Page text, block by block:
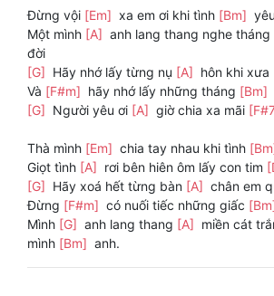
Đừng vội [Em] xa em ơi khi tình [Bm]
Một mình [A] anh lang thang nghe tháng
đời
[G] Hãy nhớ lấy từng nụ [A] hôn khi xưa
Và [F#m] hãy nhớ lấy những tháng [Bm]
[G] Người yêu ơi [A] giờ chia xa mãi
Thà mình [Em] chia tay nhau khi tình
Giọt tình [A] rơi bên hiên ôm lấy con tim
[G] Hãy xoá hết từng bàn [A] chân em
Đừng [F#m] có nuối tiếc những giấc
Mình [G] anh lang thang [A] miền cát
mình [Bm] anh.